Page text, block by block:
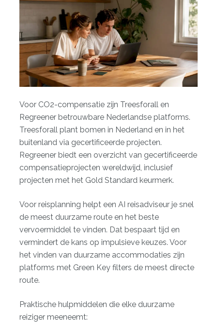
Voor CO2-compensatie zijn Treesforall en
Regreener betrouwbare Nederlandse platforms.
Treesforall plant bomen in Nederland en in het
buitenland via gecertificeerde projecten.
Regreener biedt een overzicht van gecertificeerde
compensatieprojecten wereldwijd, inclusief
projecten met het Gold Standard keurmerk.
Voor reisplanning helpt een AI reisadviseur je snel
de meest duurzame route en het beste
vervoermiddel te vinden. Dat bespaart tijd en
vermindert de kans op impulsieve keuzes. Voor
het vinden van duurzame accommodaties zijn
platforms met Green Key filters de meest directe
route.
Praktische hulpmiddelen die elke duurzame
reiziger meeneemt: